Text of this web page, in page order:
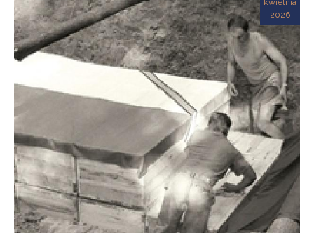
kwietnia
2026